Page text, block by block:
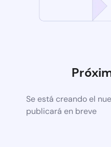
Se está creando el
publicará en breve